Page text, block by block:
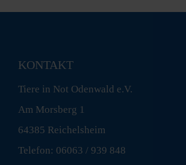
KONTAKT
Tiere in Not Odenwald e.V.
Am Morsberg 1
64385 Reichelsheim
Telefon: 06063 / 939 848